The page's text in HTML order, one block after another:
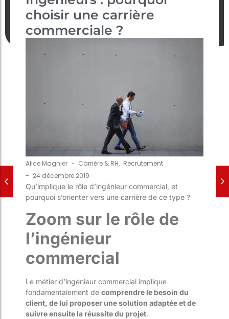
choisir une carrière
commerciale ?
Alice Magnier - Carrière & RH, Recrutement
- 24 décembre 2019
Qu’implique le rôle d’ingénieur commercial, et
pourquoi s’orienter vers une carrière de ce type ?
Zoom sur le rôle de
l’ingénieur
commercial
Le métier d’ingénieur commercial implique
fondamentalement de comprendre le besoin du
client, de lui proposer une solution adaptée et de
suivre ensuite la réussite du projet.